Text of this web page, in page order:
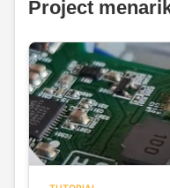
Project